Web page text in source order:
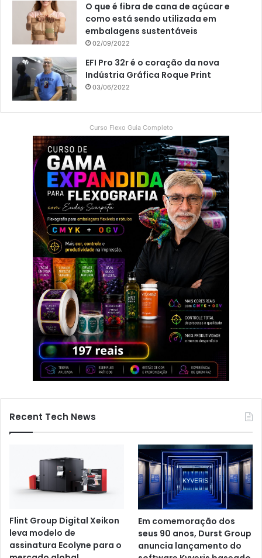
O que é fibra de cana de açúcar e
como está sendo utilizada em
embalagens sustentáveis
02/09/2022
EFI Pro 32r é o coração da nova
Indústria Gráfica Roque Print
03/06/2022
Curso Flexo Guia Completo
Recent Tech News
Flint Group Digital Xeikon
leva modelo de
assinatura Ecolyne para o
Em comemoração dos
seus 90 anos, Durst Group
anuncia lançamento do